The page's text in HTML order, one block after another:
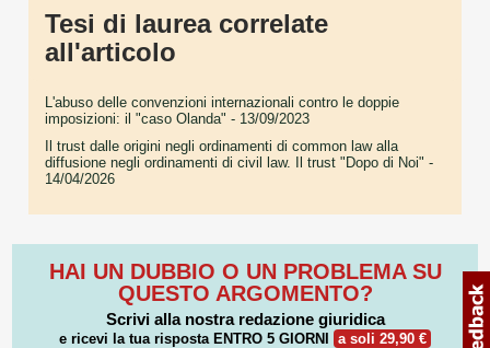
Tesi di laurea correlate
all'articolo
L'abuso delle convenzioni internazionali contro le doppie
imposizioni: il "caso Olanda" - 13/09/2023
Il trust dalle origini negli ordinamenti di common law alla
diffusione negli ordinamenti di civil law. Il trust "Dopo di Noi" -
14/04/2026
HAI UN DUBBIO O UN PROBLEMA SU
QUESTO ARGOMENTO?
Scrivi alla nostra redazione giuridica
e ricevi la tua risposta ENTRO 5 GIORNI a soli 29,90 €